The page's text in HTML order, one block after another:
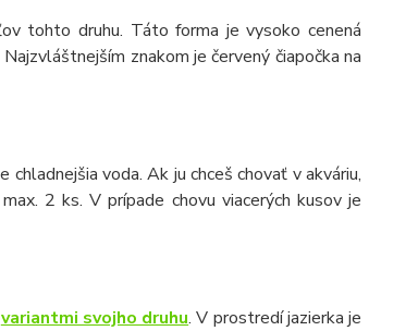
tohto druhu. Táto forma je vysoko cenená
znakom je červený čiapočka na
voda. Ak ju chceš chovať v akváriu,
2 ks. V prípade chovu viacerých kusov je
variantmi svojho druhu. V prostredí jazierka je